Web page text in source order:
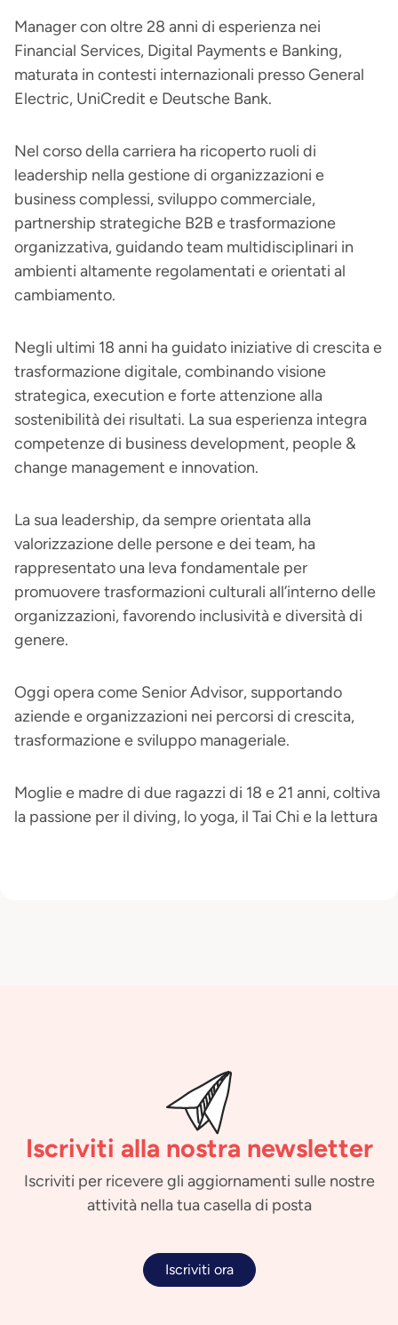
Manager con oltre 28 anni di esperienza nei
Financial Services, Digital Payments e Banking,
maturata in contesti internazionali presso General
Electric, UniCredit e Deutsche Bank.
Nel corso della carriera ha ricoperto ruoli di
leadership nella gestione di organizzazioni e
business complessi, sviluppo commerciale,
partnership strategiche B2B e trasformazione
organizzativa, guidando team multidisciplinari in
ambienti altamente regolamentati e orientati al
cambiamento.
Negli ultimi 18 anni ha guidato iniziative di crescita e
trasformazione digitale, combinando visione
strategica, execution e forte attenzione alla
sostenibilità dei risultati. La sua esperienza integra
competenze di business development, people &
change management e innovation.
La sua leadership, da sempre orientata alla
valorizzazione delle persone e dei team, ha
rappresentato una leva fondamentale per
promuovere trasformazioni culturali all’interno delle
organizzazioni, favorendo inclusività e diversità di
genere.
Oggi opera come Senior Advisor, supportando
aziende e organizzazioni nei percorsi di crescita,
trasformazione e sviluppo manageriale.
Moglie e madre di due ragazzi di 18 e 21 anni, coltiva
la passione per il diving, lo yoga, il Tai Chi e la lettura
Iscriviti alla nostra newsletter
Iscriviti per ricevere gli aggiornamenti sulle nostre
attività nella tua casella di posta
Iscriviti ora